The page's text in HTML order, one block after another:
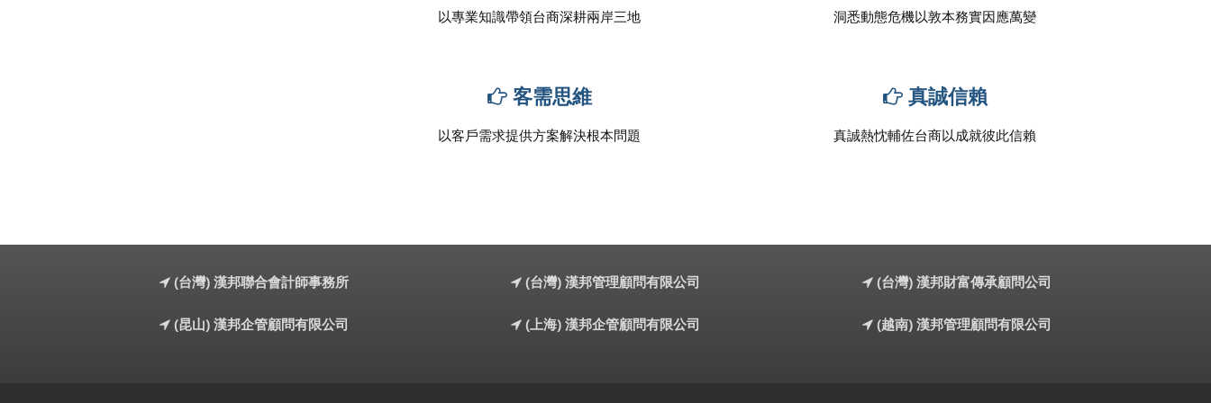
以專業知識帶領台商深耕兩岸三地 洞悉動態危機以敦本務實因應萬變
客需思維
以客戶需求提供方案解決根本問題
真誠信賴
真誠熱忱輔佐台商以成就彼此信賴
(台灣) 漢邦聯合會計師事務所 (台灣) 漢邦管理顧問有限公司 (台灣) 漢邦財富傳承顧問公司
(昆山) 漢邦企管顧問有限公司 (上海) 漢邦企管顧問有限公司 (越南) 漢邦管理顧問有限公司